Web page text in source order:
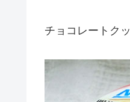
チョコレートク